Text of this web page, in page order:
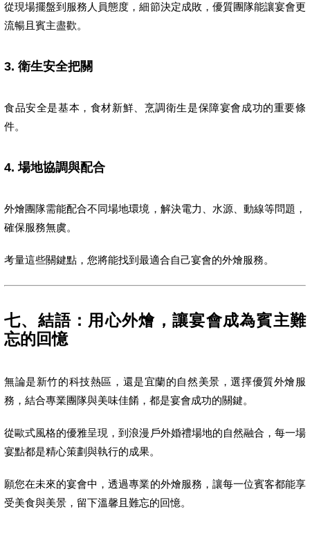
從現場擺盤到服務人員態度，細節決定成敗，優質團隊能讓宴會更
流暢且賓主盡歡。
3. 衛生安全把關
食品安全是基本，食材新鮮、烹調衛生是保障宴會成功的重要條
件。
4. 場地協調與配合
外燴團隊需能配合不同場地環境，解決電力、水源、動線等問題，
確保服務無虞。
考量這些關鍵點，您將能找到最適合自己宴會的外燴服務。
七、結語：用心外燴，讓宴會成為賓主難
忘的回憶
無論是新竹的科技熱區，還是宜蘭的自然美景，選擇優質外燴服
務，結合專業團隊與美味佳餚，都是宴會成功的關鍵。
從歐式風格的優雅呈現，到浪漫戶外婚禮場地的自然融合，每一場
宴點都是精心策劃與執行的成果。
願您在未來的宴會中，透過專業的外燴服務，讓每一位賓客都能享
受美食與美景，留下溫馨且難忘的回憶。